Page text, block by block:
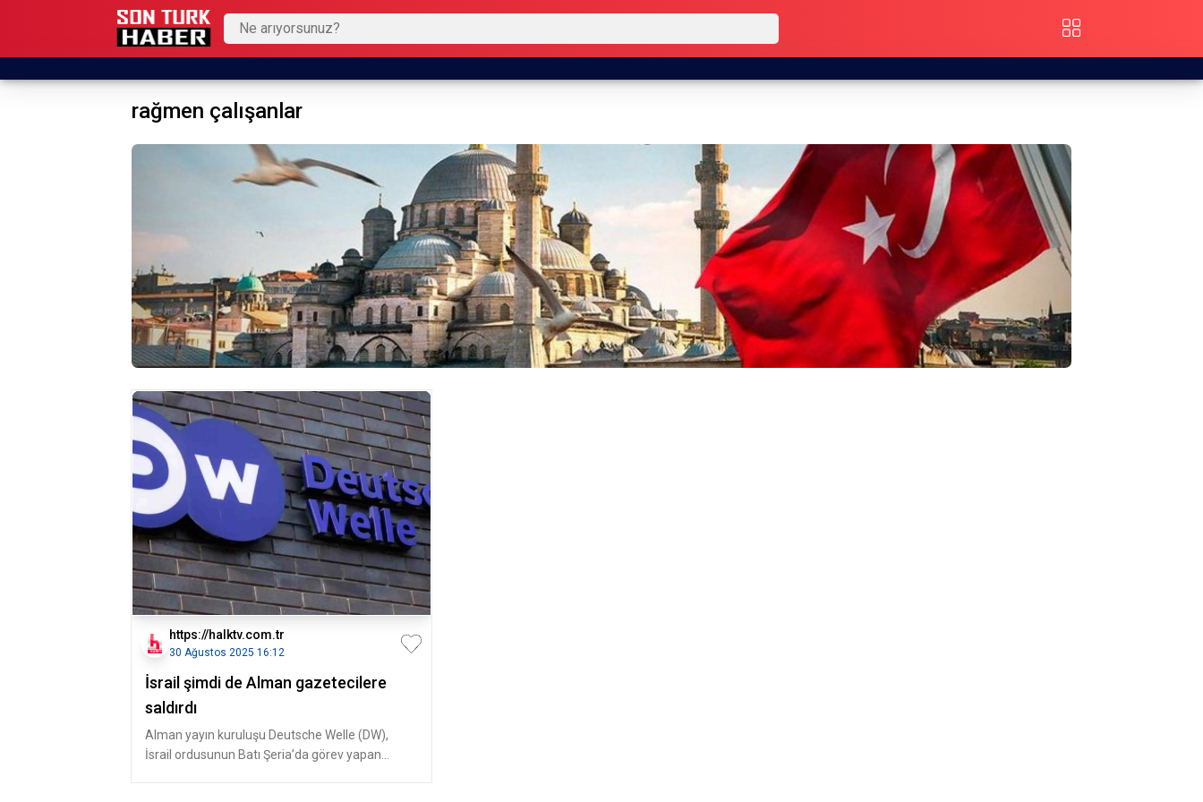
rağmen çalışanlar
https://halktv.com.tr
30 Ağustos 2025 16:12
İsrail şimdi de Alman gazetecilere
saldırdı
Alman yayın kuruluşu Deutsche Welle (DW),
İsrail ordusunun Batı Şeria’da görev yapan